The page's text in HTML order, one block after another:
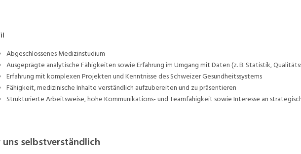
Abgeschlossenes Medizinstudium
Ausgeprägte analytische Fähigkeiten sowie Erfahrung im Umgang mit Daten (z. B. Statistik,
Erfahrung mit komplexen Projekten und Kenntnisse des Schweizer Gesundheitssystems
Fähigkeit, medizinische Inhalte verständlich aufzubereiten und zu präsentieren
Strukturierte Arbeitsweise, hohe Kommunikations- und Teamfähigkeit sowie Interesse an
uns selbstverständlich